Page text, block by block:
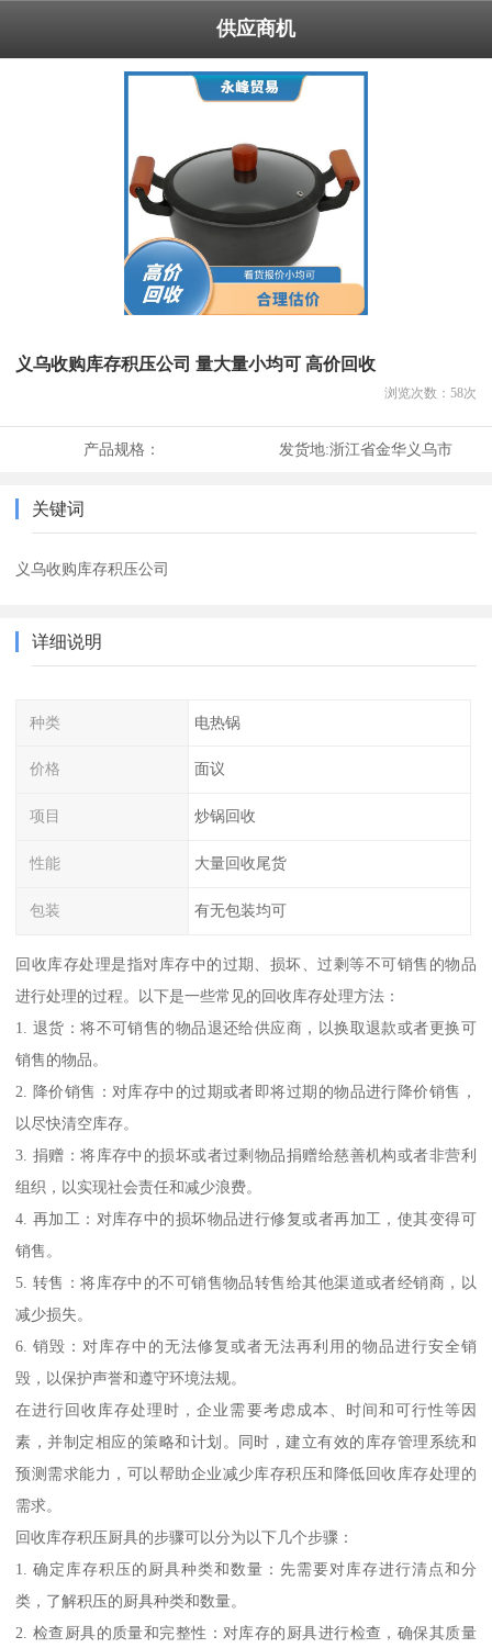
供应商机
义乌收购库存积压公司 量大量小均可 高价回收
浏览次数： 58次
产品规格： 发货地:浙江省金华义乌市
关键词
义乌收购库存积压公司
详细说明
种类 电热锅
价格 面议
项目 炒锅回收
性能 大量回收尾货
包装 有无包装均可
回收库存处理是指对库存中的过期、损坏、过剩等不可销售的物品
进行处理的过程。以下是一些常见的回收库存处理方法：
1. 退货：将不可销售的物品退还给供应商，以换取退款或者更换可
销售的物品。
2. 降价销售：对库存中的过期或者即将过期的物品进行降价销售，
以尽快清空库存。
3. 捐赠：将库存中的损坏或者过剩物品捐赠给慈善机构或者非营利
组织，以实现社会责任和减少浪费。
4. 再加工：对库存中的损坏物品进行修复或者再加工，使其变得可
销售。
5. 转售：将库存中的不可销售物品转售给其他渠道或者经销商，以
减少损失。
6. 销毁：对库存中的无法修复或者无法再利用的物品进行安全销
毁，以保护声誉和遵守环境法规。
在进行回收库存处理时，企业需要考虑成本、时间和可行性等因
素，并制定相应的策略和计划。同时，建立有效的库存管理系统和
预测需求能力，可以帮助企业减少库存积压和降低回收库存处理的
需求。
回收库存积压厨具的步骤可以分为以下几个步骤：
1. 确定库存积压的厨具种类和数量：先需要对库存进行清点和分
类，了解积压的厨具种类和数量。
2. 检查厨具的质量和完整性：对库存的厨具进行检查，确保其质量